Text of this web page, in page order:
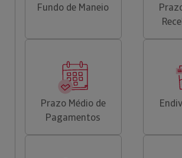
Fundo de Maneio
Prazo Médio de
Pagamentos